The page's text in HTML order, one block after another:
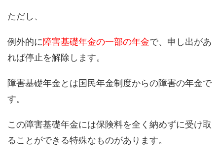
ただし、
例外的に障害基礎年金の一部の年金で、申し出があ
れば停止を解除します。
障害基礎年金とは国民年金制度からの障害の年金で
す。
この障害基礎年金には保険料を全く納めずに受け取
ることができる特殊なものがあります。